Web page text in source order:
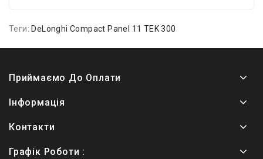
Теги: DeLonghi Compact Panel 11 TEK 300
Приймаємо До Оплати
Інформація
Контакти
Графік Роботи :